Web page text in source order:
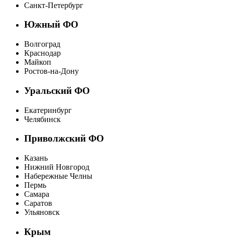
Санкт-Петербург
Южный ФО
Волгоград
Краснодар
Майкоп
Ростов-на-Дону
Уральский ФО
Екатеринбург
Челябинск
Приволжский ФО
Казань
Нижний Новгород
Набережные Челны
Пермь
Самара
Саратов
Ульяновск
Крым